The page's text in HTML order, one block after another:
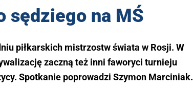
sędziego na MŚ
piłkarskich mistrzostw świata w Rosji. W
zaczną też inni faworyci turnieju
Spotkanie poprowadzi Szymon Marciniak.